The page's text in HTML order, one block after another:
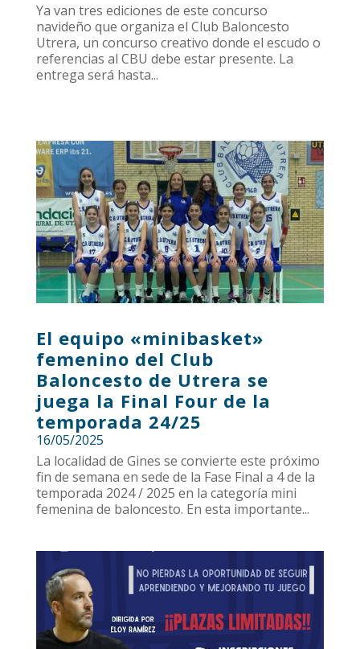
Ya van tres ediciones de este concurso
navideño que organiza el Club Baloncesto
Utrera, un concurso creativo donde el escudo o
referencias al CBU debe estar presente. La
entrega será hasta...
El equipo «minibasket»
femenino del Club
Baloncesto de Utrera se
juega la Final Four de la
temporada 24/25
16/05/2025
La localidad de Gines se convierte este próximo
fin de semana en sede de la Fase Final a 4 de la
temporada 2024 / 2025 en la categoría mini
femenina de baloncesto. En esta importante...